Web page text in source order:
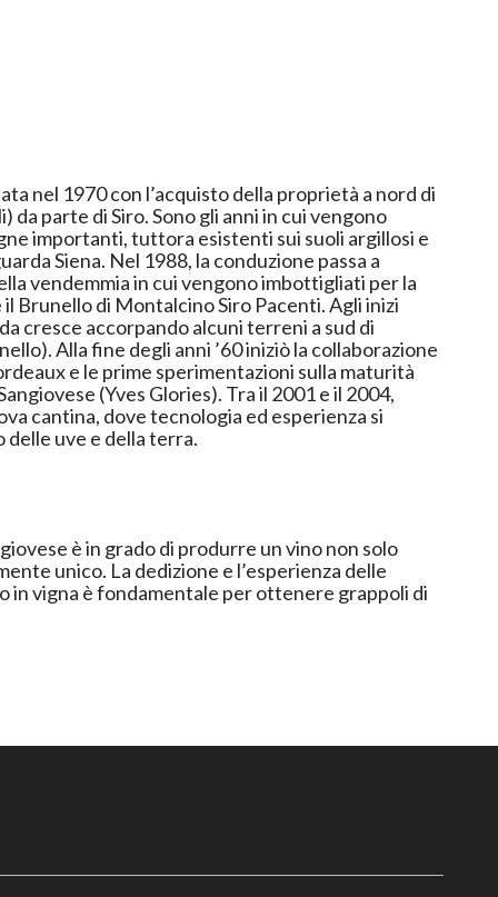
nel 1970 con l’acquisto della proprietà a nord di
da parte di Siro. Sono gli anni in cui vengono
importanti, tuttora esistenti sui suoli argillosi e
Siena. Nel 1988, la conduzione passa a
vendemmia in cui vengono imbottigliati per la
di Montalcino Siro Pacenti. Agli inizi
cresce accorpando alcuni terreni a sud di
collaborazione
e le prime sperimentazioni sulla maturità
(Yves Glories). Tra il 2001 e il 2004,
cantina, dove tecnologia ed esperienza si
uve e della terra.
è in grado di produrre un vino non solo
e l’esperienza delle
in vigna è fondamentale per ottenere grappoli di